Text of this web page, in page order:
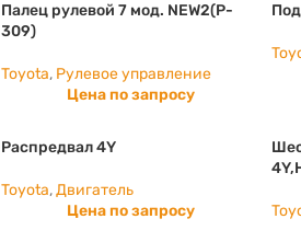
Палец рулевой 7 мод. NEW2(P-
309)
Toyota, Рулевое управление
Цена по запросу
Распредвал 4Y
Toyota,Двигатель
Цена по запросу